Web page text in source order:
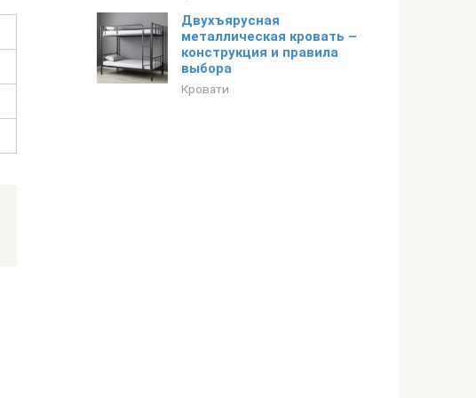
Двухъярусная
металлическая кровать –
конструкция и правила
выбора
Кровати